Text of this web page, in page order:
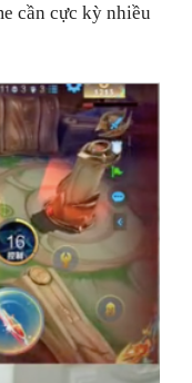
cần cực kỳ nhiều